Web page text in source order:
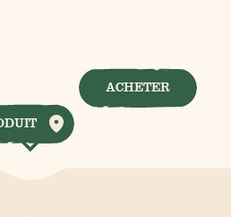
ACHETER